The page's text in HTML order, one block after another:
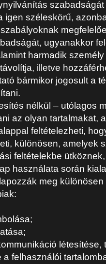
igen széleskörű,
ugyanakkor
harmadik
illetve
bármikor jogosult a
nélkül – utólagos
az olyan tartalmakat,
feltételezheti,
különösen, amelyek
feltételekbe
használata során
meg
létesítése,
felhasználói